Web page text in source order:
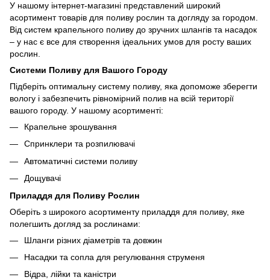
У нашому інтернет-магазині представлений широкий
асортимент товарів для поливу рослин та догляду за городом.
Від систем крапельного поливу до зручних шлангів та насадок
– у нас є все для створення ідеальних умов для росту ваших
рослин.
Системи Поливу для Вашого Городу
Підберіть оптимальну систему поливу, яка допоможе зберегти
вологу і забезпечить рівномірний полив на всій території
вашого городу. У нашому асортименті:
Крапельне зрошування
Спринклери та розпилювачі
Автоматичні системи поливу
Дощувачі
Приладдя для Поливу Рослин
Оберіть з широкого асортименту приладдя для поливу, яке
полегшить догляд за рослинами:
Шланги різних діаметрів та довжин
Насадки та сопла для регулювання струменя
Відра, лійки та каністри